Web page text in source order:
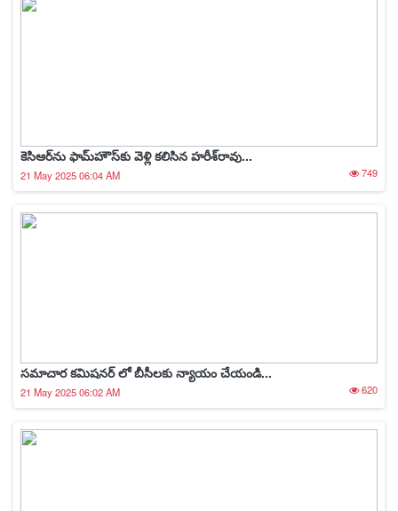
కెసిఆర్‌ను ఫామ్‌హౌస్‌కు వెళ్లి కలిసిన హరీశ్‌రావు...
21 May 2025 06:04 AM 749
సమాచార కమిషనర్ లో బీసీలకు న్యాయం చేయండి...
21 May 2025 06:02 AM 620